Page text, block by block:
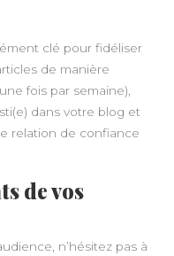
clé pour fidéliser
de manière
fois par semaine),
dans votre blog et
relation de confiance
de vos
n’hésitez pas à